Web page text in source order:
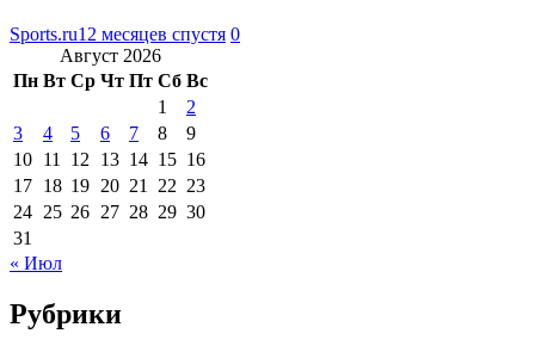
Sports.ru12 месяцев спустя 0
Август 2026
Пн Вт Ср Чт Пт Сб Вс
1
2
3
4 5 6 7 8
9
10 11 12 13 14 15 16
17 18 19 20 21 22 23
24 25 26 27 28 29 30
31
« Июл
Рубрики